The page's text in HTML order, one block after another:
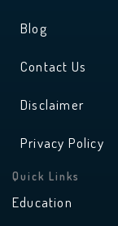
Blog
Contact Us
Disclaimer
Privacy Policy
Quick Links
Education